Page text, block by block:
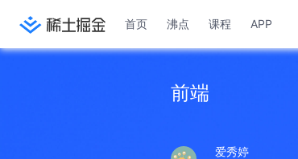
首页 沸点 课程 APP
前端
爱秀婷